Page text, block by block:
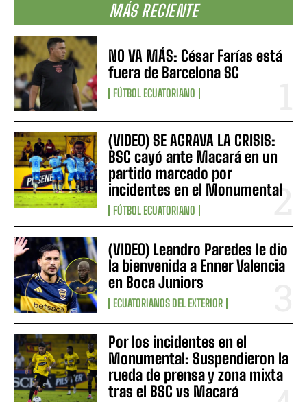
MÁS RECIENTE
NO VA MÁS: César Farías está
fuera de Barcelona SC
FÚTBOL ECUATORIANO
(VIDEO) SE AGRAVA LA CRISIS:
BSC cayó ante Macará en un
partido marcado por
incidentes en el Monumental
FÚTBOL ECUATORIANO
(VIDEO) Leandro Paredes le dio
la bienvenida a Enner Valencia
en Boca Juniors
ECUATORIANOS DEL EXTERIOR
Por los incidentes en el
Monumental: Suspendieron la
rueda de prensa y zona mixta
tras el BSC vs Macará